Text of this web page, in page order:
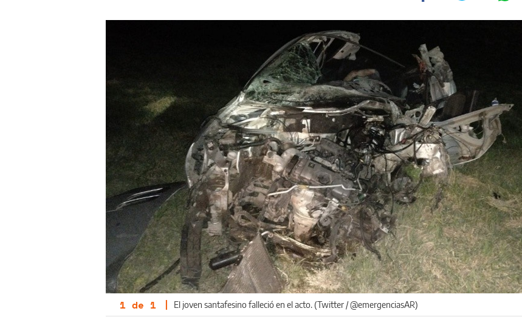
1 de 1 | El joven santafesino falleció en el acto. (Twitter / @emergenciasAR)